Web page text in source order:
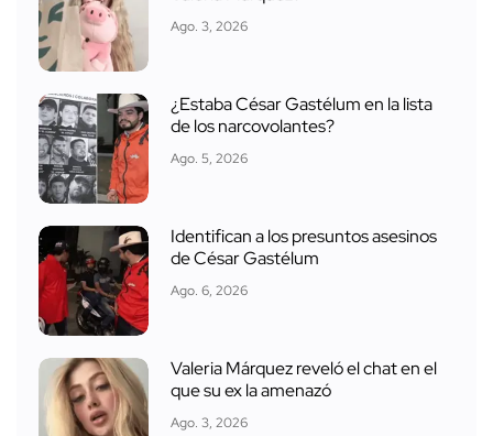
Ago. 3, 2026
¿Estaba César Gastélum en la lista
de los narcovolantes?
Ago. 5, 2026
Identifican a los presuntos asesinos
de César Gastélum
Ago. 6, 2026
Valeria Márquez reveló el chat en el
que su ex la amenazó
Ago. 3, 2026